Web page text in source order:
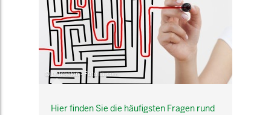
© belekekin - Fotolia.com
Hier finden Sie die häufigsten Fragen rund